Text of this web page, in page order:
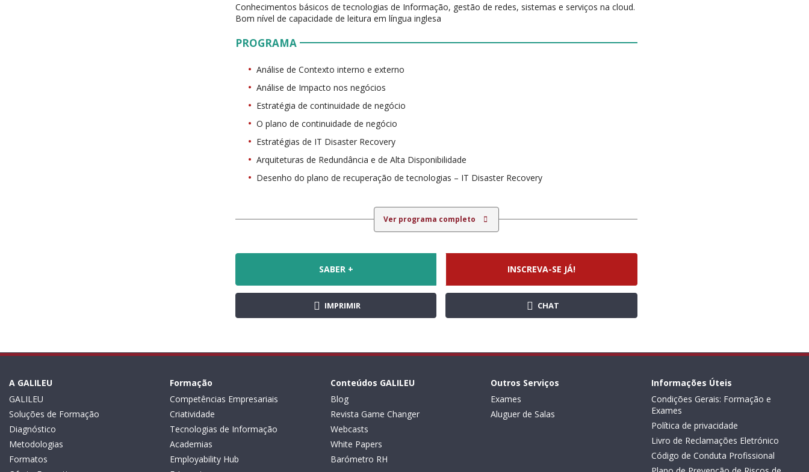
Conhecimentos básicos de tecnologias de Informação, gestão de redes, sistemas e serviços na cloud.
Bom nível de capacidade de leitura em língua inglesa
PROGRAMA
Análise de Contexto interno e externo
Análise de Impacto nos negócios
Estratégia de continuidade de negócio
O plano de continuidade de negócio
Estratégias de IT Disaster Recovery
Arquiteturas de Redundância e de Alta Disponibilidade
Desenho do plano de recuperação de tecnologias – IT Disaster Recovery
Ver programa completo
SABER + INSCREVA-SE JÁ!
IMPRIMIR CHAT
A GALILEU
GALILEU
Soluções de Formação
Diagnóstico
Metodologias
Formatos
Formação
Competências Empresariais
Criatividade
Tecnologias de Informação
Academias
Employability Hub
Conteúdos GALILEU
Blog
Revista Game Changer
Webcasts
White Papers
Barómetro RH
Outros Serviços
Exames
Aluguer de Salas
Informações Úteis
Condições Gerais: Formação e
Exames
Política de privacidade
Livro de Reclamações Eletrónico
Código de Conduta Profissional